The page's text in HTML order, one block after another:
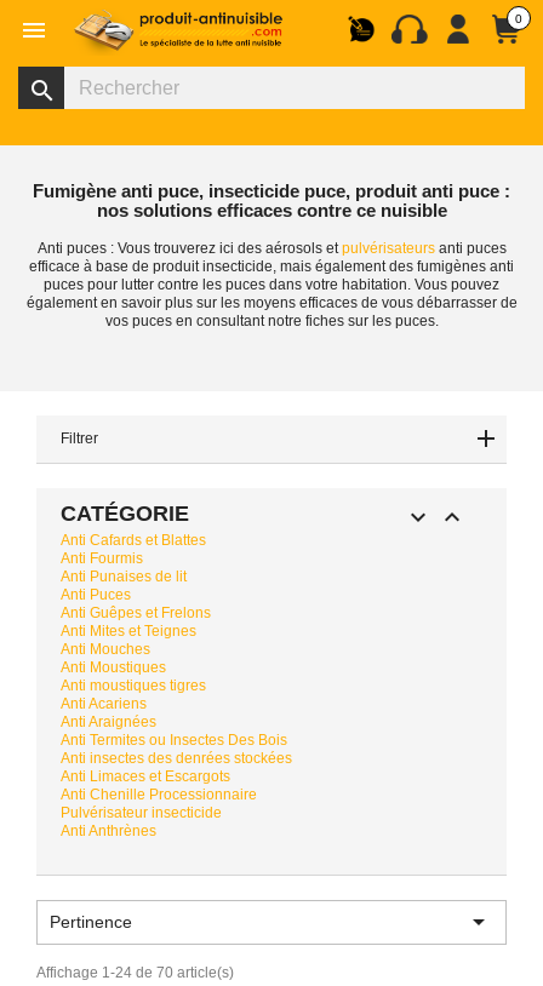
 0
search
Fumigène anti puce, insecticide puce, produit anti puce :
nos solutions efficaces contre ce nuisible
Anti puces : Vous trouverez ici des aérosols etpulvérisateursanti puces
efficace à base de produit insecticide, mais également des fumigènes anti
puces pour lutter contre les puces dans votre habitation. Vous pouvez
également en savoir plus sur les moyens efficaces de vous débarrasser de
vos puces en consultant notre fiches sur les puces.
Filtrer
CATÉGORIE  
Anti Cafards et Blattes
Anti Fourmis
Anti Punaises de lit
Anti Puces
Anti Guêpes et Frelons
Anti Mites et Teignes
Anti Mouches
Anti Moustiques
Anti moustiques tigres
Anti Acariens
Anti Araignées
Anti Termites ou Insectes Des Bois
Anti insectes des denrées stockées
Anti Limaces et Escargots
Anti Chenille Processionnaire
Pulvérisateur insecticide
Anti Anthrènes
Pertinence 
Affichage 1-24 de 70 article(s)